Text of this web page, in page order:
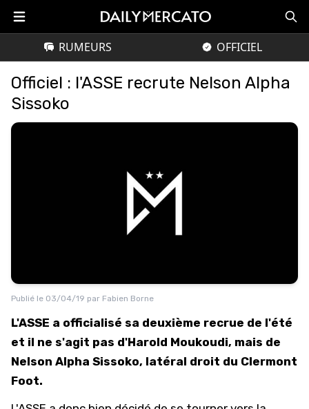
RUMEURS OFFICIEL
Officiel : l'ASSE recrute Nelson Alpha
Sissoko
Publié le 03/04/19 par Fabien Borne
L'ASSE a officialisé sa deuxième recrue de l'été
et il ne s'agit pas d'Harold Moukoudi, mais de
Nelson Alpha Sissoko, latéral droit du Clermont
Foot.